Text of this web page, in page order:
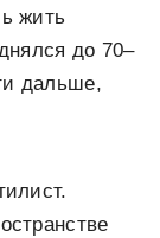
жить
до 70–
дальше,